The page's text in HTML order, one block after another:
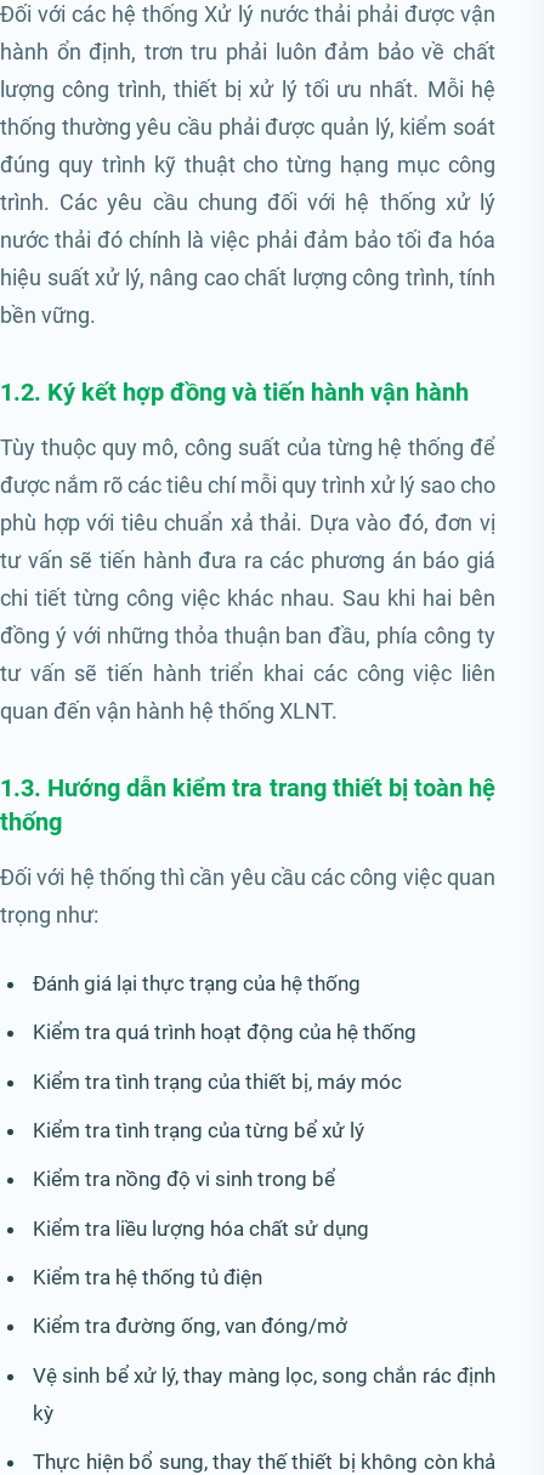
Đối với các hệ thống Xử lý nước thải phải được vận
hành ổn định, trơn tru phải luôn đảm bảo về chất
lượng công trình, thiết bị xử lý tối ưu nhất. Mỗi hệ
thống thường yêu cầu phải được quản lý, kiểm soát
đúng quy trình kỹ thuật cho từng hạng mục công
trình. Các yêu cầu chung đối với hệ thống xử lý
nước thải đó chính là việc phải đảm bảo tối đa hóa
hiệu suất xử lý, nâng cao chất lượng công trình, tính
bền vững.
1.2. Ký kết hợp đồng và tiến hành vận hành
Tùy thuộc quy mô, công suất của từng hệ thống để
được nắm rõ các tiêu chí mỗi quy trình xử lý sao cho
phù hợp với tiêu chuẩn xả thải. Dựa vào đó, đơn vị
tư vấn sẽ tiến hành đưa ra các phương án báo giá
chi tiết từng công việc khác nhau. Sau khi hai bên
đồng ý với những thỏa thuận ban đầu, phía công ty
tư vấn sẽ tiến hành triển khai các công việc liên
quan đến vận hành hệ thống XLNT.
1.3. Hướng dẫn kiểm tra trang thiết bị toàn hệ
thống
Đối với hệ thống thì cần yêu cầu các công việc quan
trọng như:
Đánh giá lại thực trạng của hệ thống
Kiểm tra quá trình hoạt động của hệ thống
Kiểm tra tình trạng của thiết bị, máy móc
Kiểm tra tình trạng của từng bể xử lý
Kiểm tra nồng độ vi sinh trong bể
Kiểm tra liều lượng hóa chất sử dụng
Kiểm tra hệ thống tủ điện
Kiểm tra đường ống, van đóng/mở
Vệ sinh bể xử lý, thay màng lọc, song chắn rác định
kỳ
Thực hiện bổ sung, thay thế thiết bị không còn khả